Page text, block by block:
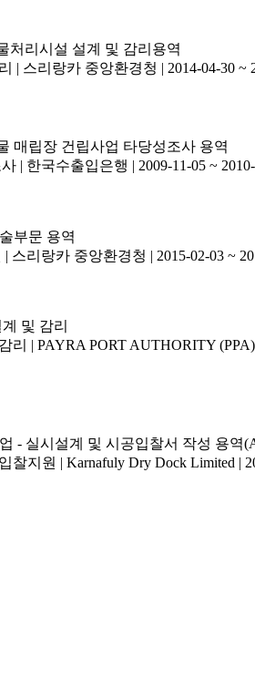
처리시설 설계 및 감리용역
| 스리랑카 중앙환경청 | 2014-04-30 ~
매립장 건립사업 타당성조사 용역
| 한국수출입은행 | 2009-11-05 ~
부문 용역
| 스리랑카 중앙환경청 | 2015-02-03 ~
및 감리
리 | PAYRA PORT AUTHORITY (PPA)
- 실시설계 및 시공입찰서 작성 용역
찰지원 | Karnafuly Dry Dock Limited |